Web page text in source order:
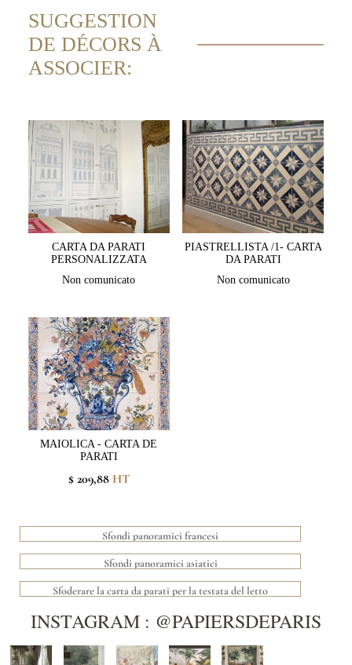
SUGGESTION
DE DÉCORS À
ASSOCIER:
CARTA DA PARATI
PERSONALIZZATA
Non comunicato
PIASTRELLISTA /1- CARTA
DA PARATI
Non comunicato
MAIOLICA - CARTA DE
PARATI
$ 209,88HT
Sfondi panoramici francesi
Sfondi panoramici asiatici
Sfoderare la carta da parati per la testata del letto
INSTAGRAM : @PAPIERSDEPARIS